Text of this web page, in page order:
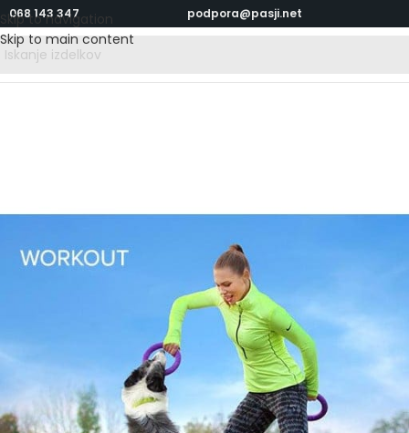
Skip to navigation
Skip to main content
068 143 347 podpora@pasji.net